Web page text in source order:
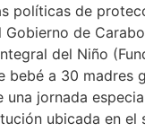
políticas de
Gobierno de
del Niño
bebé a 30 madres
una jornada
ubicada en el